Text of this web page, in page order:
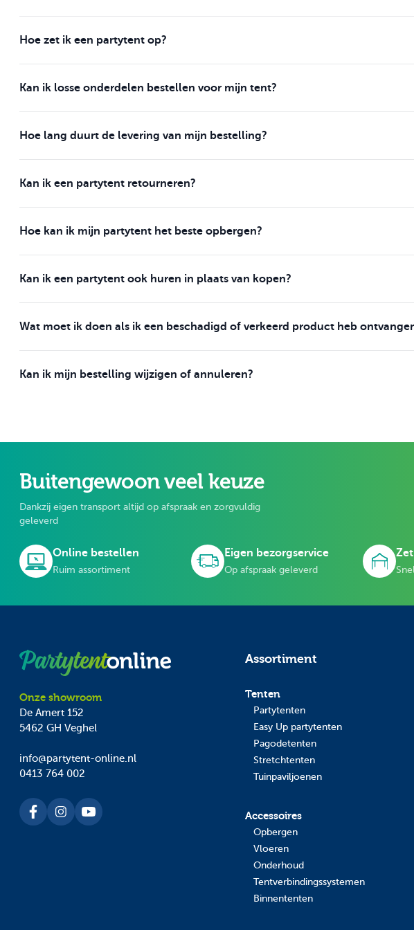
Hoe zet ik een partytent op?
Kan ik losse onderdelen bestellen voor mijn tent?
Hoe lang duurt de levering van mijn bestelling?
Kan ik een partytent retourneren?
Hoe kan ik mijn partytent het beste opbergen?
Kan ik een partytent ook huren in plaats van kopen?
Wat moet ik doen als ik een beschadigd of verkeerd product heb
Kan ik mijn bestelling wijzigen of annuleren?
Buitengewoon veel keuze
Dankzij eigen transport altijd op afspraak en zorgvuldig
geleverd
Online bestellen
Ruim assortiment
Eigen bezorgservice
Op afspraak geleverd
Onze showroom
De Amert 152
5462 GH Veghel
info@partytent-online.nl
0413 764 002
Assortiment
Tenten
Partytenten
Easy Up partytenten
Pagodetenten
Stretchtenten
Tuinpaviljoenen
Accessoires
Opbergen
Vloeren
Onderhoud
Tentverbindingssystemen
Binnententen